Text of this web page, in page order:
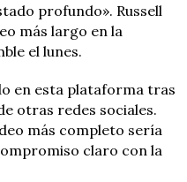
profundo». Russell
más largo en la
el lunes.
en esta plataforma tras
otras redes sociales.
más completo sería
claro con la